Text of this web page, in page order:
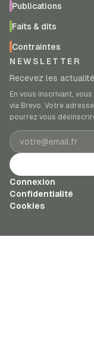
Publications
Faits & dits
Contraintes
NEWSLETTER
Recevez les
En vous inscrivant,
via Brevo. Votre
pourrez vous
Adresse e-mail
Connexion
Confidentialité
Cookies